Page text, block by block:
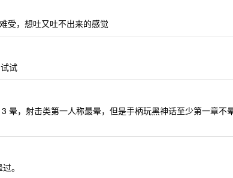
受，想吐又吐不出来的感觉
试
晕，射击类第一人称最晕，但是手柄玩黑神话至少第一章不
。